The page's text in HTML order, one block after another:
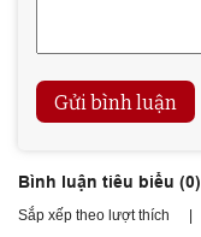
Gửi bình luận
Bình luận tiêu biểu (0)
Sắp xếp theo lượt thích |